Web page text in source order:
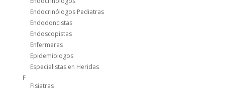
Endocrinólogos Pediatras
Endodoncistas
Endoscopistas
Enfermeras
Epidemiologos
Especialistas en Heridas
F
Fisiatras